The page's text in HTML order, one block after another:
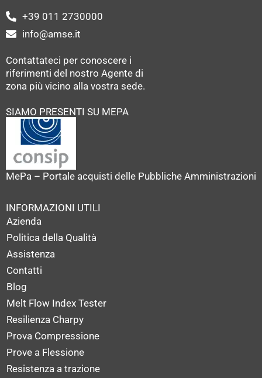
+39 011 2730000
info@amse.it
Contattateci per conoscere i
riferimenti del nostro Agente di
zona più vicino alla vostra sede.
SIAMO PRESENTI SU MEPA
MePa – Portale acquisti delle Pubbliche Amministrazioni
INFORMAZIONI UTILI
Azienda
Politica della Qualità
Assistenza
Contatti
Blog
Melt Flow Index Tester
Resilienza Charpy
Prova Compressione
Prove a Flessione
Resistenza a trazione